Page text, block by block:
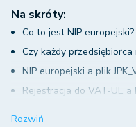
Na skróty:
Co to jest NIP europejski?
Czy każdy
NIP europejski a plik
Rejestracja do VAT-UE a
Rozwiń